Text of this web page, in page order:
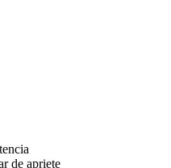
de apriete